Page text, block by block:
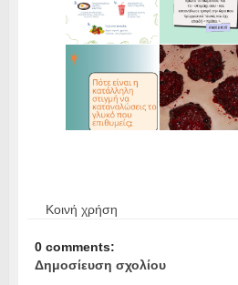
Κοινή χρήση
0 comments:
Δημοσίευση σχολίου